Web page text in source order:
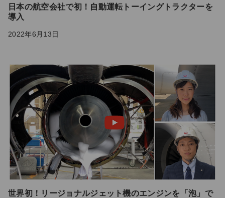
日本の航空会社で初！自動運転トーイングトラクターを
導入
2022年6月13日
世界初！リージョナルジェット機のエンジンを「泡」で